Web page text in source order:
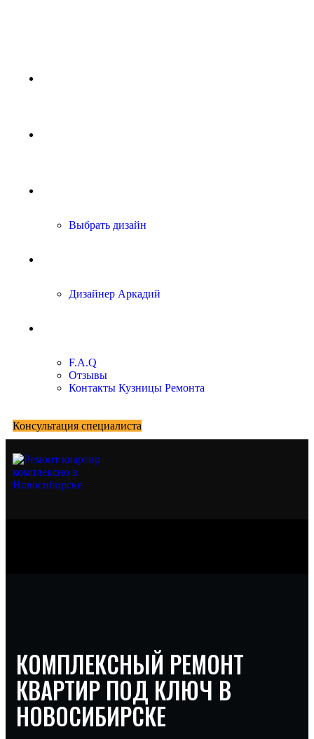
Выбрать дизайн
Дизайнер Аркадий
F.A.Q
Отзывы
Контакты Кузницы Ремонта
Консультация специалиста
КОМПЛЕКСНЫЙ РЕМОНТ
КВАРТИР ПОД КЛЮЧ В
НОВОСИБИРСКЕ